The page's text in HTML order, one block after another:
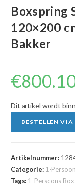
Boxspring
120×200
Bakker
€
Dit artikel wordt
BESTELLEN VIA
Artikelnummer:
Categorie: 1-
Tags: 1-Persoons